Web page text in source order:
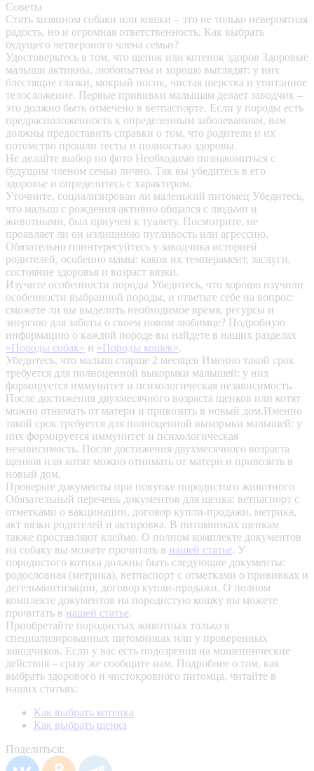
Советы
Стать хозяином собаки или кошки – это не только невероятная
радость, но и огромная ответственность. Как выбрать
будущего четвероного члена семьи?
Удостоверьтесь в том, что щенок или котенок здоров Здоровые
малыши активны, любопытны и хорошо выглядят: у них
блестящие глазки, мокрый носик, чистая шерстка и упитанное
телосложение. Первые прививки малышам делает заводчик –
это должно быть отмечено в ветпаспорте. Если у породы есть
предрасположенность к определенным заболеваниям, вам
должны предоставить справки о том, что родители и их
потомство прошли тесты и полностью здоровы.
Не делайте выбор по фото Необходимо познакомиться с
будущим членом семьи лично. Так вы убедитесь в его
здоровье и определитесь с характером.
Уточните, социализирован ли маленький питомец Убедитесь,
что малыш с рождения активно общался с людьми и
животными, был приучен к туалету. Посмотрите, не
проявляет ли он излишнюю пугливость или агрессию.
Обязательно поинтересуйтесь у заводчика историей
родителей, особенно мамы: каков их темперамент, заслуги,
состояние здоровья и возраст вязки.
Изучите особенности породы Убедитесь, что хорошо изучили
особенности выбранной породы, и ответьте себе на вопрос:
сможете ли вы выделить необходимое время, ресурсы и
энергию для заботы о своем новом любимце? Подробную
информацию о каждой породе вы найдете в наших разделах
«Породы собак» и «Породы кошек».
Убедитесь, что малыш старше 2 месяцев Именно такой срок
требуется для полноценной выкормки малышей: у них
формируется иммунитет и психологическая независимость.
После достижения двухмесячного возраста щенков или котят
можно отнимать от матери и привозить в новый дом.Именно
такой срок требуется для полноценной выкормки малышей: у
них формируется иммунитет и психологическая
независимость. После достижения двухмесячного возраста
щенков или котят можно отнимать от матери и привозить в
новый дом.
Проверьте документы при покупке породистого животного
Обязательный перечень документов для щенка: ветпаспорт с
отметками о вакцинации, договор купли-продажи, метрика,
акт вязки родителей и актировка. В питомниках щенкам
также проставляют клеймо. О полном комплекте документов
на собаку вы можете прочитать в нашей статье. У
породистого котика должны быть следующие документы:
родословная (метрика), ветпаспорт с отметками о прививках и
дегельминтизации, договор купли-продажи. О полном
комплекте документов на породистую кошку вы можете
прочитать в нашей статье.
Приобретайте породистых животных только в
специализированных питомниках или у проверенных
заводчиков. Если у вас есть подозрения на мошеннические
действия – сразу же сообщите нам. Подробнее о том, как
выбрать здорового и чистокровного питомца, читайте в
наших статьях:
Как выбрать котенка
Как выбрать щенка
Поделиться: